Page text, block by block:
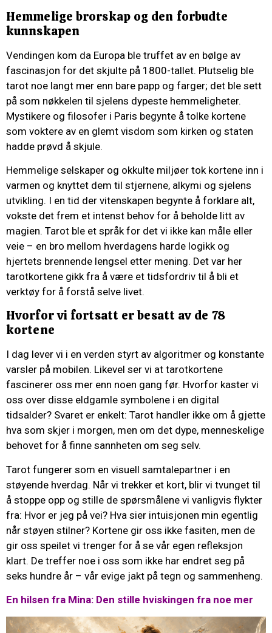
Hemmelige brorskap og den forbudte
kunnskapen
Vendingen kom da Europa ble truffet av en bølge av
fascinasjon for det skjulte på 1800-tallet. Plutselig ble
tarot noe langt mer enn bare papp og farger; det ble sett
på som nøkkelen til sjelens dypeste hemmeligheter.
Mystikere og filosofer i Paris begynte å tolke kortene
som voktere av en glemt visdom som kirken og staten
hadde prøvd å skjule.
Hemmelige selskaper og okkulte miljøer tok kortene inn i
varmen og knyttet dem til stjernene, alkymi og sjelens
utvikling. I en tid der vitenskapen begynte å forklare alt,
vokste det frem et intenst behov for å beholde litt av
magien. Tarot ble et språk for det vi ikke kan måle eller
veie – en bro mellom hverdagens harde logikk og
hjertets brennende lengsel etter mening. Det var her
tarotkortene gikk fra å være et tidsfordriv til å bli et
verktøy for å forstå selve livet.
Hvorfor vi fortsatt er besatt av de 78
kortene
I dag lever vi i en verden styrt av algoritmer og konstante
varsler på mobilen. Likevel ser vi at tarotkortene
fascinerer oss mer enn noen gang før. Hvorfor kaster vi
oss over disse eldgamle symbolene i en digital
tidsalder? Svaret er enkelt: Tarot handler ikke om å gjette
hva som skjer i morgen, men om det dype, menneskelige
behovet for å finne sannheten om seg selv.
Tarot fungerer som en visuell samtalepartner i en
støyende hverdag. Når vi trekker et kort, blir vi tvunget til
å stoppe opp og stille de spørsmålene vi vanligvis flykter
fra: Hvor er jeg på vei? Hva sier intuisjonen min egentlig
når støyen stilner? Kortene gir oss ikke fasiten, men de
gir oss speilet vi trenger for å se vår egen refleksjon
klart. De treffer noe i oss som ikke har endret seg på
seks hundre år – vår evige jakt på tegn og sammenheng.
En hilsen fra Mina: Den stille hviskingen fra noe mer